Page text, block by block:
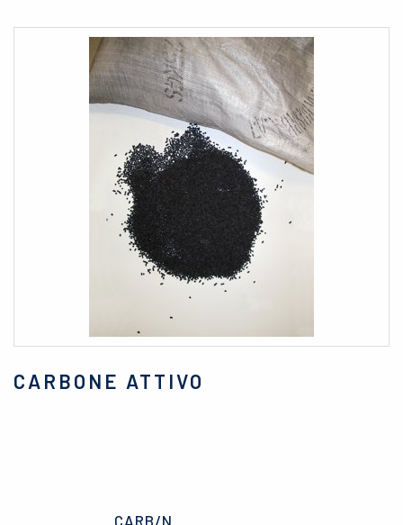
CARBONE ATTIVO
CARB/N